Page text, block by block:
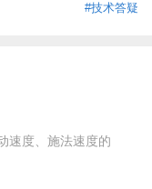
#技术答疑
速度、施法速度的